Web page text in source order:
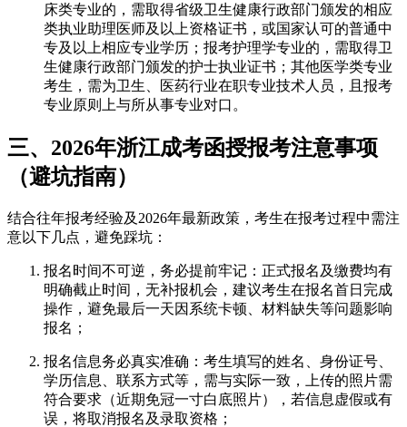
床类专业的，需取得省级卫生健康行政部门颁发的相应
类执业助理医师及以上资格证书，或国家认可的普通中
专及以上相应专业学历；报考护理学专业的，需取得卫
生健康行政部门颁发的护士执业证书；其他医学类专业
考生，需为卫生、医药行业在职专业技术人员，且报考
专业原则上与所从事专业对口。
三、2026年浙江成考函授报考注意事项
（避坑指南）
结合往年报考经验及2026年最新政策，考生在报考过程中需注
意以下几点，避免踩坑：
报名时间不可逆，务必提前牢记：正式报名及缴费均有
明确截止时间，无补报机会，建议考生在报名首日完成
操作，避免最后一天因系统卡顿、材料缺失等问题影响
报名；
报名信息务必真实准确：考生填写的姓名、身份证号、
学历信息、联系方式等，需与实际一致，上传的照片需
符合要求（近期免冠一寸白底照片），若信息虚假或有
误，将取消报名及录取资格；